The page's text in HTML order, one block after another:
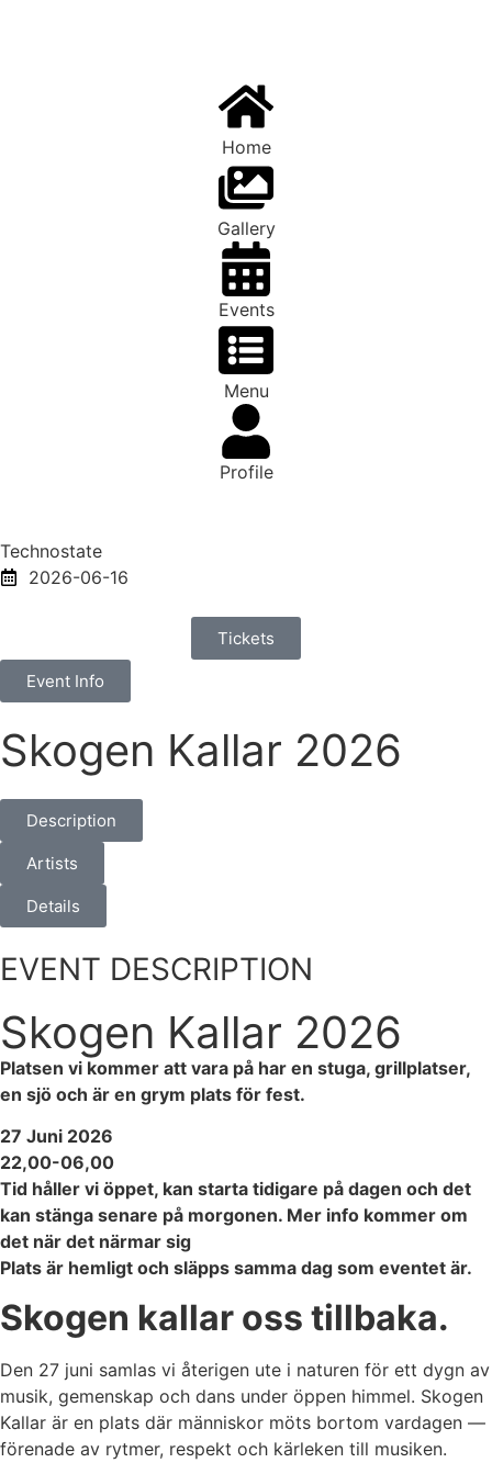
Home
Gallery
Events
Menu
Profile
Technostate
2026-06-16
Tickets
Event Info
Skogen Kallar 2026
Description
Artists
Details
EVENT DESCRIPTION
Skogen Kallar 2026
Platsen vi kommer att vara på har en stuga, grillplatser,
en sjö och är en grym plats för fest.
27 Juni 2026
22,00-06,00
Tid håller vi öppet, kan starta tidigare på dagen och det
kan stänga senare på morgonen. Mer info kommer om
det när det närmar sig
Plats är hemligt och släpps samma dag som eventet är.
Skogen kallar oss tillbaka.
Den 27 juni samlas vi återigen ute i naturen för ett dygn av
musik, gemenskap och dans under öppen himmel. Skogen
Kallar är en plats där människor möts bortom vardagen —
förenade av rytmer, respekt och kärleken till musiken.